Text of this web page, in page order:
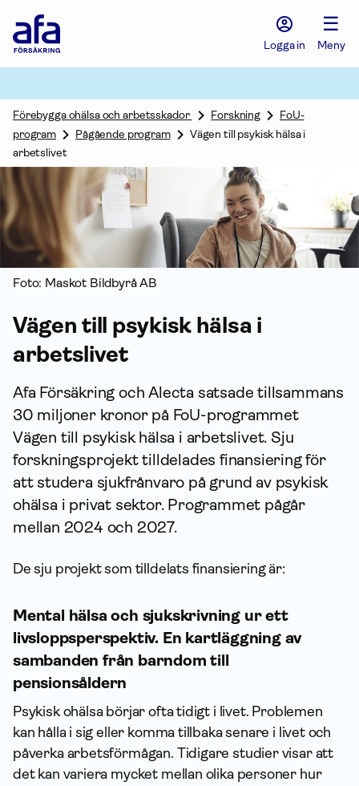
Försäkring
Logga in
☰
Meny
Förebygga ohälsa och arbetsskador Forskning
FoU-
program
Pågående program
Vägen till psykisk hälsa i
arbetslivet
Foto: Maskot Bildbyrå AB
Vägen till psykisk hälsa i
arbetslivet
Afa För­säkring och Alecta satsade tillsammans
30 miljoner kronor på FoU-programmet
Vägen till psykisk hälsa i arbetslivet. Sju
forsknings­projekt tilldelades finansiering för
att studera sjukfrånvaro på grund av psykisk
ohälsa i privat sektor. Programmet pågår
mellan 2024 och 2027.
De sju projekt som tilldelats finansiering är:
Mental hälsa och sjukskrivning ur ett
livsloppsperspektiv. En kartläggning av
sambanden från barndom till
pensionsåldern
Psykisk ohälsa börjar ofta tidigt i livet. Problemen
kan hålla i sig eller komma tillbaka senare i livet och
påverka arbetsförmågan. Tidigare studier visar att
det kan variera mycket mellan olika personer hur